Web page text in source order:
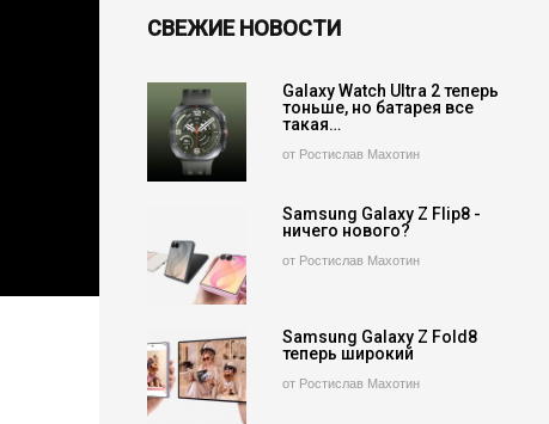
СВЕЖИЕ НОВОСТИ
Galaxy Watch Ultra 2 теперь
тоньше, но батарея все
такая…
от Ростислав Махотин
Samsung Galaxy Z Flip8 -
ничего нового?
от Ростислав Махотин
Samsung Galaxy Z Fold8
теперь широкий
от Ростислав Махотин